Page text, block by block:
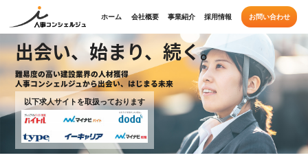
ホーム 会社概要 事業紹介 採用情報 お問い合わせ
出会い、始まり、続く。
難易度の高い建設業界の人材獲得
人事コンシェルジュから出会い、はじまる未来
以下求人サイトを取扱っております